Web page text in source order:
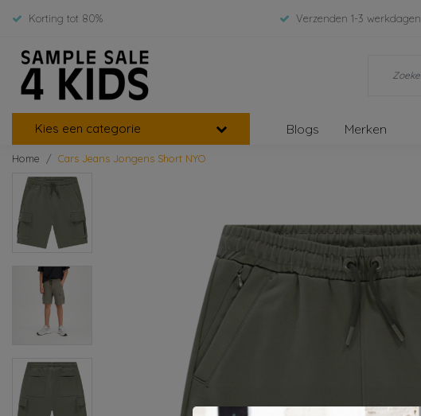
Korting tot 80% Verzenden 1-3 werkdagen
Kies een categorie Blogs Merken
Home Cars Jeans Jongens Short NYO